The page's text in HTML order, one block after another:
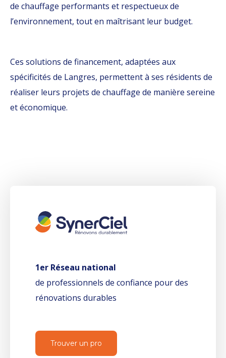
de chauffage performants et respectueux de
l’environnement, tout en maîtrisant leur budget.
Ces solutions de financement, adaptées aux
spécificités de Langres, permettent à ses résidents de
réaliser leurs projets de chauffage de manière sereine
et économique.
1er Réseau national
de professionnels de confiance pour des
rénovations durables
Trouver un pro